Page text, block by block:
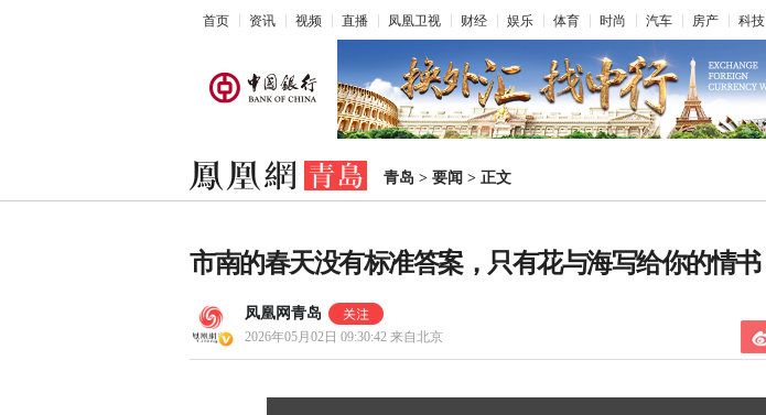
首页 资讯 视频 直播 凤凰卫视 财经 娱乐 体育 时尚 汽车 房产 科技
青岛 > 要闻 > 正文
市南的春天没有标准答案，只有花与海写给你的情书
凤凰网青岛
2026年05月02日 09:30:42 来自北京